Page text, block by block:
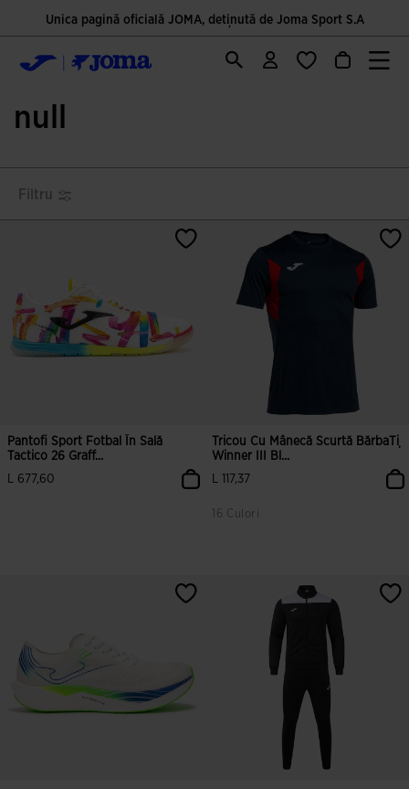
Unica pagină oficială JOMA, deținută de Joma Sport S.A
null
Filtru
Pantofi Sport Fotbal În Sală
Tactico 26 Graff...
L 677,60
Tricou Cu Mânecă Scurtă BărbaȚi
Winner III Bl...
L 117,37
16 Culori